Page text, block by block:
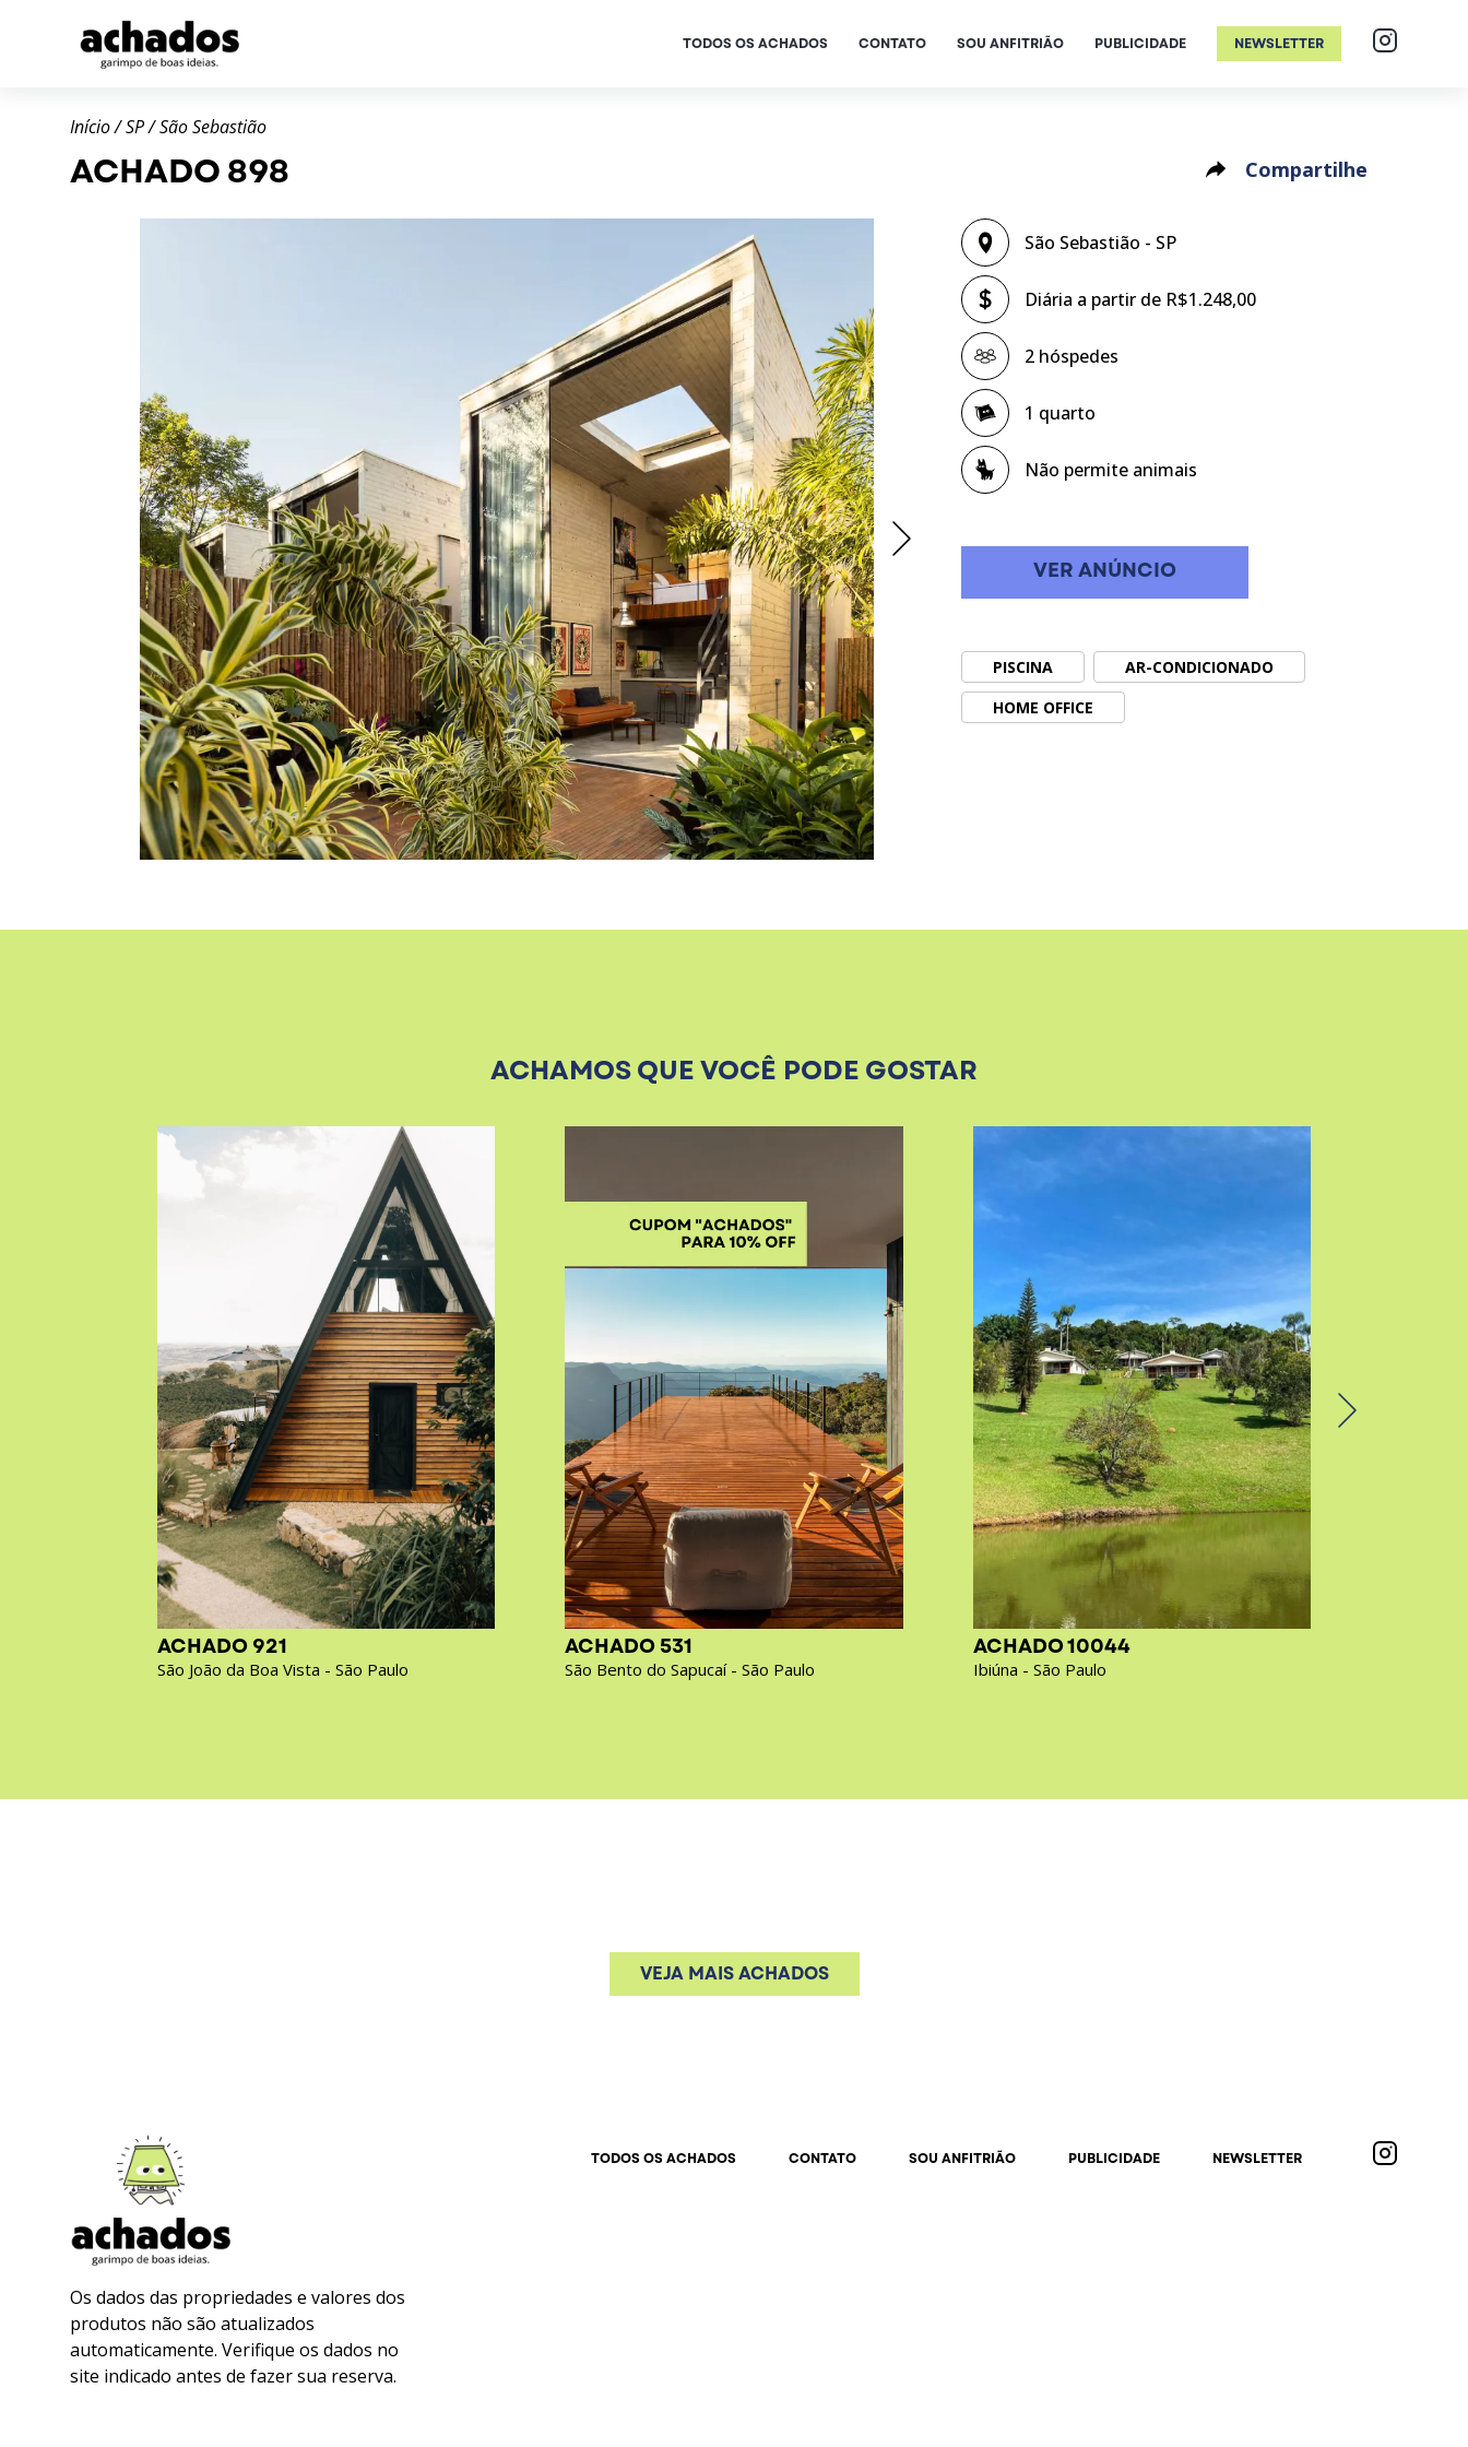
TODOS OS ACHADOS CONTATO SOU ANFITRIÃO PUBLICIDADE NEWSLETTER
Início/SP/São Sebastião
ACHADO 898 Compartilhe
São Sebastião - SP
Diária a partir de R$1.248,00
2 hóspedes
1 quarto
Não permite animais
VER ANÚNCIO
PISCINA
AR-CONDICIONADO
HOME OFFICE
ACHAMOS QUE VOCÊ PODE GOSTAR
ACHADO 921
São João da Boa Vista - São Paulo
ACHADO 531
São Bento do Sapucaí - São Paulo
ACHADO 10044
Ibiúna - São Paulo
VEJA MAIS ACHADOS
Os dados das propriedades e valores dos
produtos não são atualizados
automaticamente. Verifique os dados no
site indicado antes de fazer sua reserva.
TODOS OS ACHADOS CONTATO SOU ANFITRIÃO PUBLICIDADE NEWSLETTER